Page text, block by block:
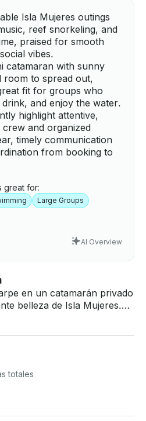
Isla Mujeres outings
reef snorkeling, and
praised for smooth
vibes.
catamaran with sunny
room to spread out,
fit for groups who
and enjoy the water.
highlight attentive,
and organized
timely communication
from booking to
great for:
Large Groups
AI Overview
en un catamarán privado
belleza de Isla Mujeres.
en la barra libre, tome
y navega por aguas
tu música favorita.
Mujeres con tiempo para
y su cocina local antes
navegación personalizable
totales